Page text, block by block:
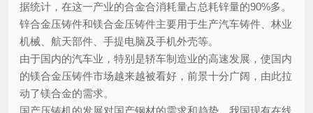
据统计，在这一产业的合金合消耗量占总耗锌量的90%多。
锌合金压铸件和镁合金压铸件主要用于生产汽车铸件、林业
机械、航天部件、手提电脑及手机外壳等。
由于国内的汽车业，特别是轿车制造业的高速发展，使国内
的镁合金压铸件市场越来越被看好，前景十分广阔，由此拉
动了镁合金的需求。
国产压铸机的发展对国产钢材的需求和趋势。我国现有在线